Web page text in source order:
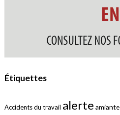
Étiquettes
Accidents du travail alerte amiante